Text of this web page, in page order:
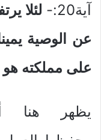
آية20:-
لئلا
عن الوصية
على مملكته
يظهر هنا